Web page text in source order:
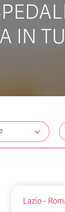
IN
Lazio-